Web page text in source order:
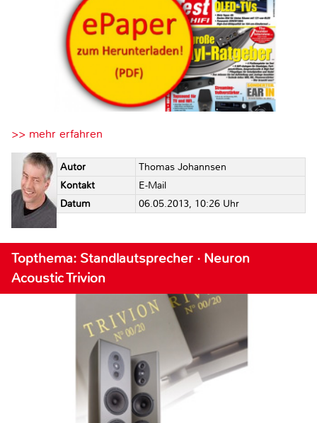
>> mehr erfahren
Autor
Thomas Johannsen
Kontakt
E-Mail
Datum
06.05.2013, 10:26 Uhr
Topthema: Standlautsprecher · Neuron
Acoustic Trivion